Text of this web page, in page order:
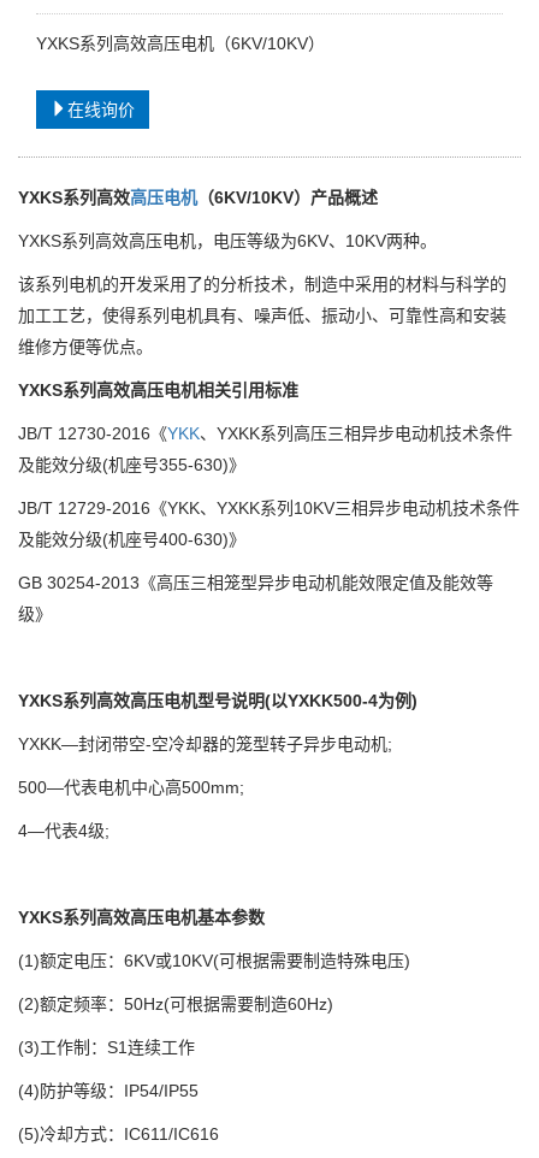
YXKS系列高效高压电机（6KV/10KV）
在线询价
YXKS系列高效高压电机（6KV/10KV）产品概述
YXKS系列高效高压电机，电压等级为6KV、10KV两种。
该系列电机的开发采用了的分析技术，制造中采用的材料与科学的
加工工艺，使得系列电机具有、噪声低、振动小、可靠性高和安装
维修方便等优点。
YXKS系列高效高压电机相关引用标准
JB/T 12730-2016《YKK、YXKK系列高压三相异步电动机技术条件
及能效分级(机座号355-630)》
JB/T 12729-2016《YKK、YXKK系列10KV三相异步电动机技术条件
及能效分级(机座号400-630)》
GB 30254-2013《高压三相笼型异步电动机能效限定值及能效等
级》
YXKS系列高效高压电机型号说明(以YXKK500-4为例)
YXKK—封闭带空-空冷却器的笼型转子异步电动机;
500—代表电机中心高500mm;
4—代表4级;
YXKS系列高效高压电机基本参数
(1)额定电压：6KV或10KV(可根据需要制造特殊电压)
(2)额定频率：50Hz(可根据需要制造60Hz)
(3)工作制：S1连续工作
(4)防护等级：IP54/IP55
(5)冷却方式：IC611/IC616